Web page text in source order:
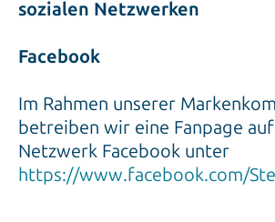
sozialen Netzwerken
Facebook
Im Rahmen unserer
betreiben wir eine Fanpage
Netzwerk Facebook unter
https://www.facebook.com/